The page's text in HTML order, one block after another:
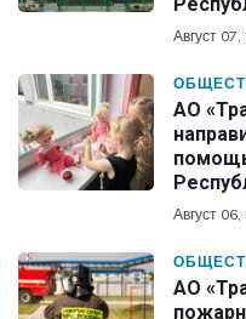
Август
АО
Август
АО